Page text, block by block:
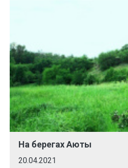
На берегах Аюты
20.04.2021